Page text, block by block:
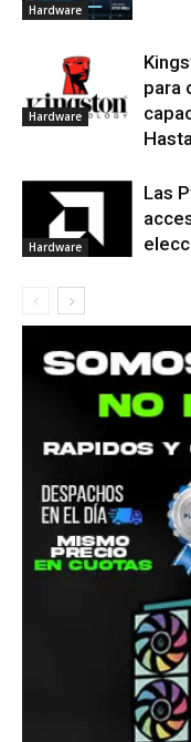
Hardware
Hardware
para
Hardware
Las